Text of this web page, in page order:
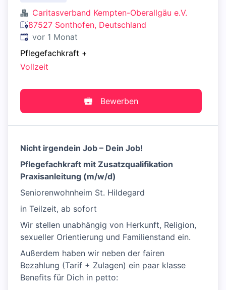
Caritasverband Kempten-Oberallgäu e.V.
87527 Sonthofen, Deutschland
Veröffentlicht:
vor 1 Monat
Pflegefachkraft +
Vollzeit
Bewerben
Nicht irgendein Job – Dein Job!
Pflegefachkraft mit Zusatzqualifikation
Praxisanleitung (m/w/d)
Seniorenwohnheim St. Hildegard
in Teilzeit, ab sofort
Wir stellen unabhängig von Herkunft, Religion,
sexueller Orientierung und Familienstand ein.
Außerdem haben wir neben der fairen
Bezahlung (Tarif + Zulagen) ein paar klasse
Benefits für Dich in petto: